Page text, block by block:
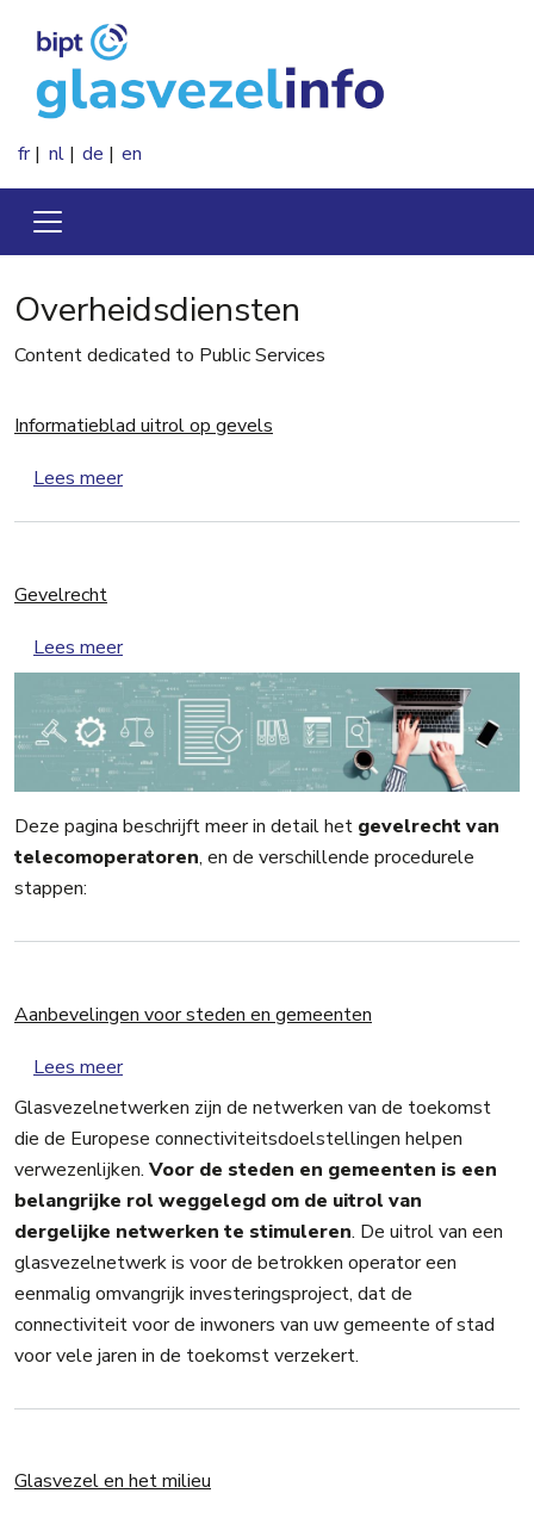
fr nl de en
Overheidsdiensten
Content dedicated to Public Services
Informatieblad uitrol op gevels
Lees meerover Informatieblad uitrol op gevels
Gevelrecht
Lees meerover Gevelrecht
Deze pagina beschrijft meer in detail het gevelrecht van
telecomoperatoren, en de verschillende procedurele
stappen:
Aanbevelingen voor steden en gemeenten
Lees meerover Aanbevelingen voor steden en gemeenten
Glasvezelnetwerken zijn de netwerken van de toekomst
die de Europese connectiviteitsdoelstellingen helpen
verwezenlijken. Voor de steden en gemeenten is een
belangrijke rol weggelegd om de uitrol van
dergelijke netwerken te stimuleren. De uitrol van een
glasvezelnetwerk is voor de betrokken operator een
eenmalig omvangrijk investeringsproject, dat de
connectiviteit voor de inwoners van uw gemeente of stad
voor vele jaren in de toekomst verzekert.
Glasvezel en het milieu